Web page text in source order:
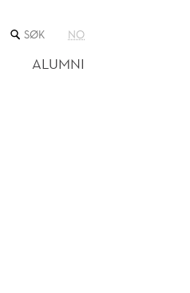
SØK
NETTSTEDET
NO
ALUMNI